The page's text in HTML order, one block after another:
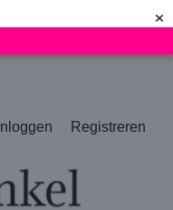
×
Inloggen Registreren